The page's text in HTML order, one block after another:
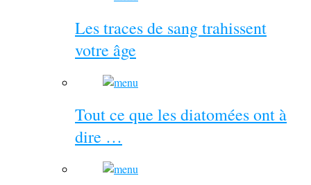
Les traces de sang trahissent
votre âge
Tout ce que les diatomées ont à
dire …